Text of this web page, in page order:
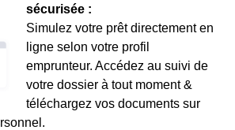
sécurisée :
Simulez votre prêt directement en
ligne selon votre profil
emprunteur. Accédez au suivi de
votre dossier à tout moment &
téléchargez vos documents sur